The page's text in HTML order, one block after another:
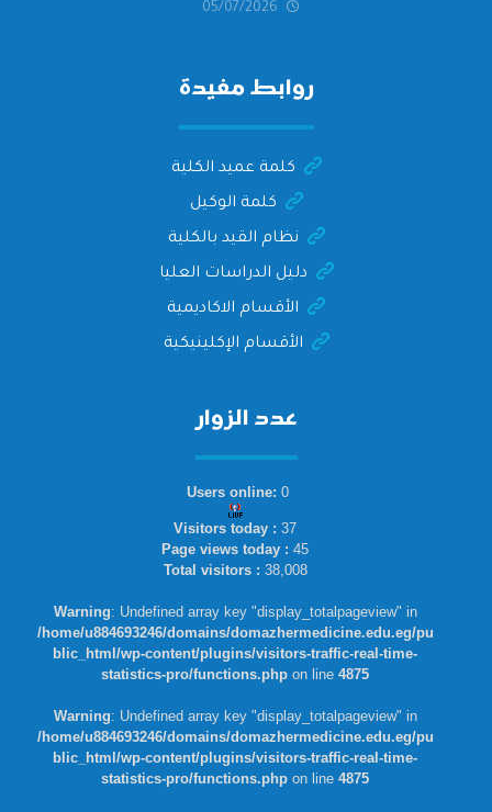
التهنئة وأصدق الأمنيات إلى الأستاذ
05/07/2026
روابط مفيدة
كلمة عميد الكلية
كلمة الوكيل
نظام القيد بالكلية
دليل الدراسات العليا
الأقسام الاكاديمية
الأقسام الإكلينيكية
عدد الزوار
Users online: 0
Visitors today : 37
Page views today : 45
Total visitors : 38,008
Warning: Undefined array key "display_totalpageview" in
/home/u884693246/domains/domazhermedicine.edu.eg/pu
blic_html/wp-content/plugins/visitors-traffic-real-time-
statistics-pro/functions.php on line 4875
Warning: Undefined array key "display_totalpageview" in
/home/u884693246/domains/domazhermedicine.edu.eg/pu
blic_html/wp-content/plugins/visitors-traffic-real-time-
statistics-pro/functions.php on line 4875